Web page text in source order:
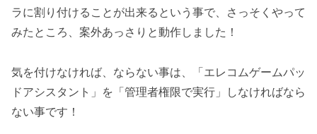
ラに割り付けることが出来るという事で、さっそくやって
みたところ、案外あっさりと動作しました！
気を付けなければ、ならない事は、「エレコムゲームパッ
ドアシスタント」を「管理者権限で実行」しなければなら
ない事です！